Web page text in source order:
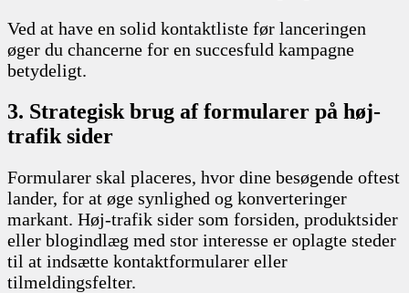
Ved at have en solid kontaktliste før lanceringen
øger du chancerne for en succesfuld kampagne
betydeligt.
3. Strategisk brug af formularer på høj-
trafik sider
Formularer skal placeres, hvor dine besøgende oftest
lander, for at øge synlighed og konverteringer
markant. Høj-trafik sider som forsiden, produktsider
eller blogindlæg med stor interesse er oplagte steder
til at indsætte kontaktformularer eller
tilmeldingsfelter.